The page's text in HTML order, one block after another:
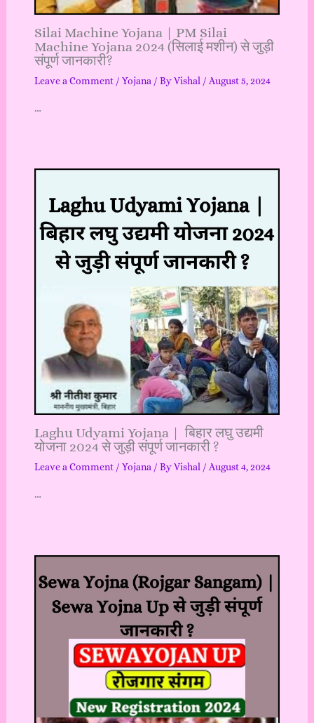
Silai Machine Yojana | PM Silai
Machine Yojana 2024 (सिलाई मशीन) से जुड़ी
संपूर्ण जानकारी?
Leave a Comment / Yojana / ByVishal / August 5, 2024
…
Laghu Udyami Yojana | बिहार लघु उद्यमी
योजना 2024 से जुड़ी संपूर्ण जानकारी ?
Leave a Comment / Yojana / ByVishal / August 4, 2024
…